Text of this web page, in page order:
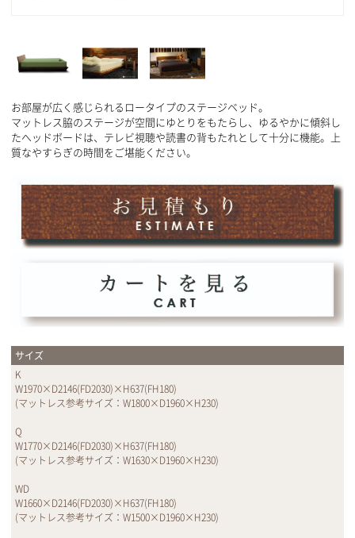
お部屋が広く感じられるロータイプのステージベッド。
マットレス脇のステージが空間にゆとりをもたらし、ゆるやかに傾斜し
たへッドボードは、テレビ視聴や読書の背もたれとして十分に機能。上
質なやすらぎの時間をご堪能ください。
サイズ
K
W1970×D2146(FD2030)×H637(FH180)
(マットレス参考サイズ：W1800×D1960×H230)
Q
W1770×D2146(FD2030)×H637(FH180)
(マットレス参考サイズ：W1630×D1960×H230)
WD
W1660×D2146(FD2030)×H637(FH180)
(マットレス参考サイズ：W1500×D1960×H230)